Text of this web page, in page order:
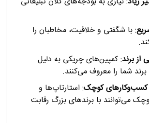
: با شگفتی و خلاقیت، مخاطبان را
از برند: کمپین‌های چریکی به دلیل
شما را معروف می‌کنند.
کسب‌وکارهای کوچک: استارتاپ‌ها و
می‌توانند با برندهای بزرگ رقابت